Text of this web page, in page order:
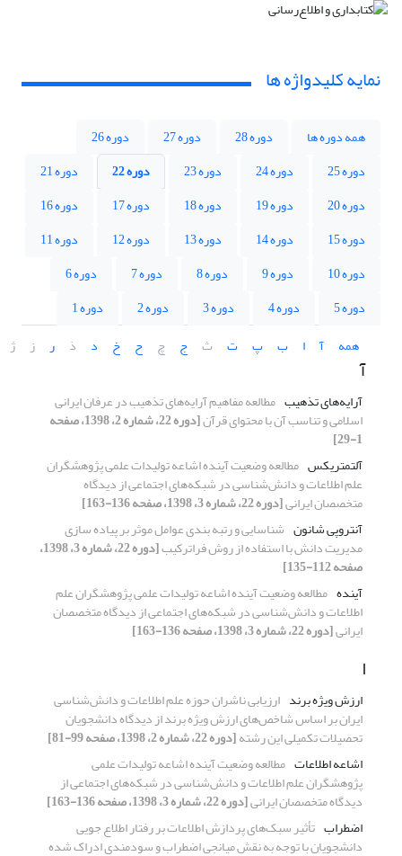
نمایه کلیدواژه ها
همه دوره ها دوره 28 دوره 27
دوره 26
دوره 25
دوره 24 دوره 23 دوره 22
دوره 21
دوره 20
دوره 19 دوره 18 دوره 17
دوره 16
دوره 15
دوره 14 دوره 13 دوره 12
دوره 11
دوره 10
دوره 9 دوره 8 دوره 7
دوره 6
دوره 5
دوره 4 دوره 3 دوره 2
دوره 1
همه
آ ا ب پ ت ث ج چ ح خ د ذ ر ز ژ
آ
آرایه‌های تذهیب مطالعه مفاهیم آرایه‌های تذهیب در عرفان ایرانی
اسلامی و تناسب آن با محتوای قرآن [دوره 22، شماره 2، 1398، صفحه
1-29]
آلتمتریکس مطالعه وضعیت آینده اشاعه تولیدات علمی پژوهشگران
علم اطلاعات و دانش‌شناسی در شبکه‌های اجتماعی از دیدگاه
متخصصان ایرانی[دوره 22، شماره 3، 1398، صفحه 136-163]
آنتروپی شانون شناسایی و رتبه بندی عوامل موثر بر پیاده سازی
مدیریت دانش با استفاده از روش فراترکیب [دوره 22، شماره 3، 1398،
صفحه 112-135]
آینده مطالعه وضعیت آینده اشاعه تولیدات علمی پژوهشگران علم
اطلاعات و دانش‌شناسی در شبکه‌های اجتماعی از دیدگاه متخصصان
ایرانی[دوره 22، شماره 3، 1398، صفحه 136-163]
ا
ارزش ویژه‌ برند ارزیابی ناشران حوزه‌ علم اطلاعات و دانش‌شناسی
ایران بر اساس شاخص‌های ارزش ویژه‌ برند از دیدگاه دانشجویان
تحصیلات تکمیلی این رشته[دوره 22، شماره 2، 1398، صفحه 99-81]
اشاعه اطلاعات مطالعه وضعیت آینده اشاعه تولیدات علمی
پژوهشگران علم اطلاعات و دانش‌شناسی در شبکه‌های اجتماعی از
دیدگاه متخصصان ایرانی[دوره 22، شماره 3، 1398، صفحه 136-163]
اضطراب تأثیر سبک‌های پردازش اطلاعات بر رفتار اطلاع جویی
دانشجویان با توجه به نقش میانجی اضطراب و سودمندی ادراک شده